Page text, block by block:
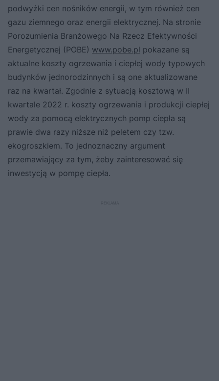
podwyżki cen nośników energii, w tym również cen
gazu ziemnego oraz energii elektrycznej. Na stronie
Porozumienia Branżowego Na Rzecz Efektywności
Energetycznej (POBE) www.pobe.pl pokazane są
aktualne koszty ogrzewania i ciepłej wody typowych
budynków jednorodzinnych i są one aktualizowane
raz na kwartał. Zgodnie z sytuacją kosztową w II
kwartale 2022 r. koszty ogrzewania i produkcji ciepłej
wody za pomocą elektrycznych pomp ciepła są
prawie dwa razy niższe niż peletem czy tzw.
ekogroszkiem. To jednoznaczny argument
przemawiający za tym, żeby zainteresować się
inwestycją w pompę ciepła.